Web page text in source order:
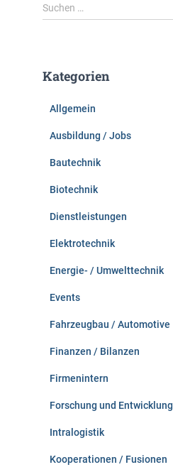
S
u
n
Suchen …
Kategorien
Allgemein
Ausbildung / Jobs
Bautechnik
Biotechnik
Dienstleistungen
Elektrotechnik
Energie- / Umwelttechnik
Events
Fahrzeugbau / Automotive
Finanzen / Bilanzen
Firmenintern
Forschung und Entwicklung
Intralogistik
Kooperationen / Fusionen